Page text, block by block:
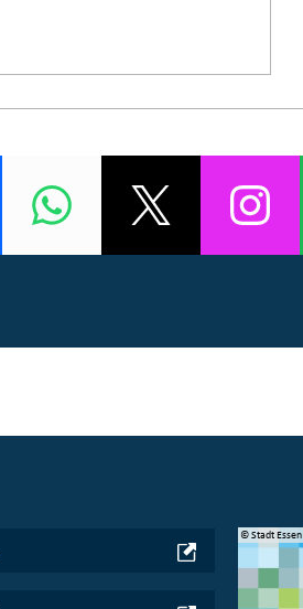
© Stadt Essen